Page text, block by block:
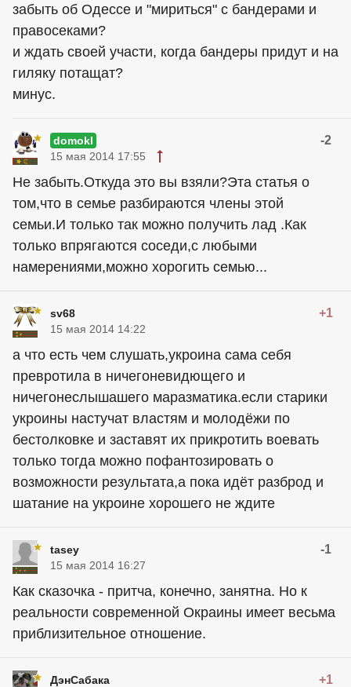
забыть об Одессе и "мириться" с бандерами и
правосеками?
и ждать своей участи, когда бандеры придут и на
гиляку потащат?
минус.
domokl -2
15 мая 2014 17:55
Не забыть.Откуда это вы взяли?Эта статья о
том,что в семье разбираются члены этой
семьи.И только так можно получить лад .Как
только впрягаются соседи,с любыми
намерениями,можно хорогить семью...
sv68 +1
15 мая 2014 14:22
а что есть чем слушать,укроина сама себя
превротила в ничегоневидющего и
ничегонеслышашего маразматика.если старики
укроины настучат властям и молодёжи по
бестолковке и заставят их прикротить воевать
только тогда можно пофантозировать о
возможности результата,а пока идёт разброд и
шатание на укроине хорошего не ждите
tasey -1
15 мая 2014 16:27
Как сказочка - притча, конечно, занятна. Но к
реальности современной Окраины имеет весьма
приблизительное отношение.
ДэнСабака +1